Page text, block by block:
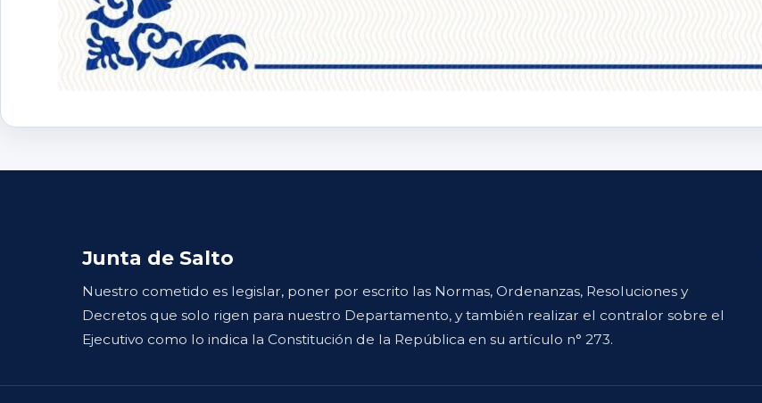
Junta de Salto
Nuestro cometido es legislar, poner por escrito las Normas, Ordenanzas, Resoluciones y
Decretos que solo rigen para nuestro Departamento, y también realizar el contralor sobre el
Ejecutivo como lo indica la Constitución de la República en su artículo n° 273.